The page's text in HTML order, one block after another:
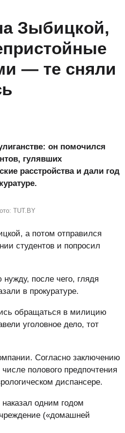
Зыбицкой,
— те сняли
он помочился
гулявших
расстройства и дали год
TUT.BY
а потом отправился
студентов и попросил
после чего, глядя
в прокуратуре.
обращаться в милицию
уголовное дело, тот
Согласно заключению
полового предпочтения
диспансере.
одним годом
(«домашней